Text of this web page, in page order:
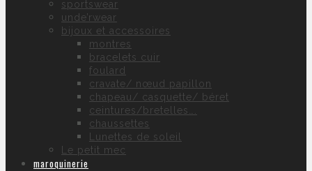
sportswear
unde’rwear
bijoux et accessoires
montres
bracelets cuir
foulard
cravate/ nœud papillon
chapeau/ casquette/ béret
ceintures/bretelles….
chaussettes
Lunettes de soleil
Le petit mec
maroquinerie